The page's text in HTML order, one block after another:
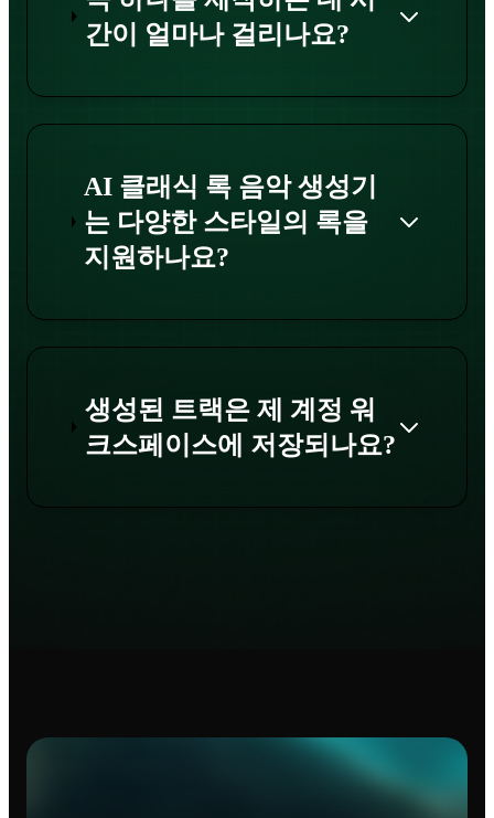
간이 얼마나 걸리나요?
AI 클래식 록 음악 생성기
는 다양한 스타일의 록을
지원하나요?
생성된 트랙은 제 계정 워
크스페이스에 저장되나요?